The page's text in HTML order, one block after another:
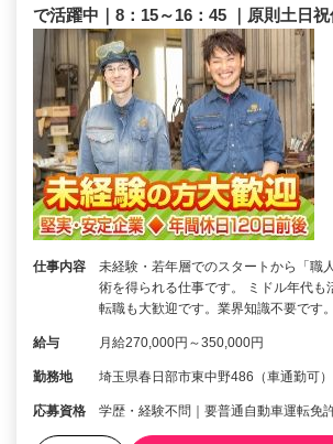
で活躍中｜8：15～16：45 ｜原則土日祝
仕事内容
未経験・若年層でのスタートから「職
術を得られる仕事です。 ミドル年代も
転職も大歓迎です。業界知識不要です
給与 月給270,000円～350,000円
勤務地 埼玉県春日部市東中野486（車通勤可）
応募資格 学歴・経験不問｜要普通自動車運転免